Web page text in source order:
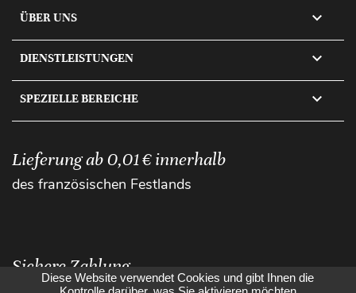
ÜBER UNS 
DIENSTLEISTUNGEN 
SPEZIELLE BEREICHE 
Lieferung ab 0,01 € innerhalb
des französischen Festlands
Sichere Zahlung
Diese Website verwendet Cookies und gibt Ihnen die